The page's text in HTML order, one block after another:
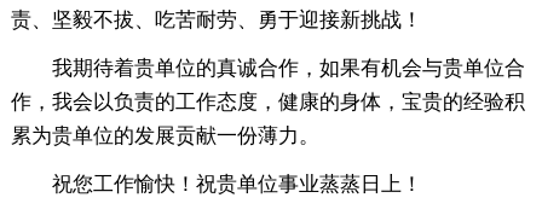
责、坚毅不拔、吃苦耐劳、勇于迎接新挑战！
我期待着贵单位的真诚合作，如果有机会与贵单位合
作，我会以负责的工作态度，健康的身体，宝贵的经验积
累为贵单位的发展贡献一份薄力。
祝您工作愉快！祝贵单位事业蒸蒸日上！